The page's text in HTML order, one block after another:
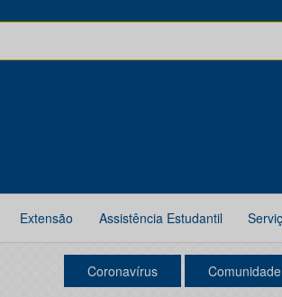
Extensão Assistência Estudantil
Coronavírus